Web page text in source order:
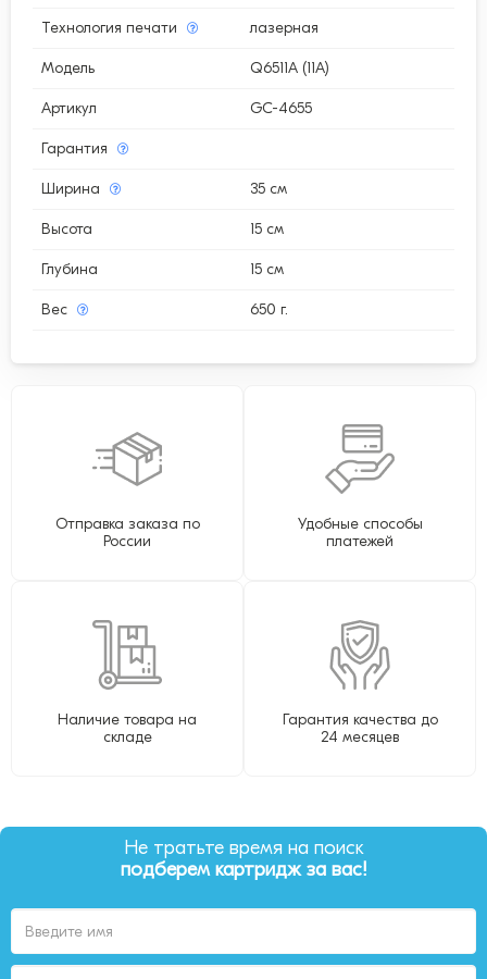
Технология печати лазерная
Модель Q6511A (11A)
Артикул GC-4655
Гарантия
Ширина 35 см
Высота 15 см
Глубина 15 см
Вес 650 г.
Отправка заказа по
России
Удобные способы
платежей
Наличие товара на
складе
Гарантия качества до
24 месяцев
Не тратьте время на поиск
подберем картридж за вас!